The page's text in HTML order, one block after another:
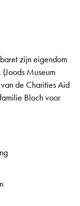
zijn eigendom
Museum
de Charities Aid
Bloch voor